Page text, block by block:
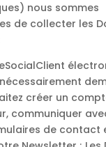
nous sommes
de collecter les
créer un
communiquer
de contact